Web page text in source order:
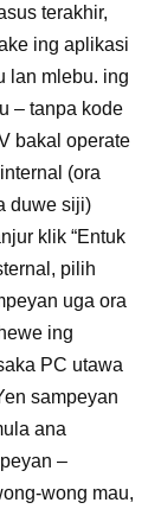
terakhir,
ing aplikasi
lan mlebu. ing
– tanpa kode
bakal operate
(ora
duwe siji)
klik “Entuk
pilih
uga ora
ing
PC utawa
sampeyan
ana
–
wong mau,